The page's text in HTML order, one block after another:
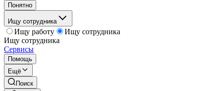
Понятно
Ищу сотрудника
Ищу работу
Ищу сотрудника
Ищу сотрудника
Сервисы
Помощь
Ещё
Поиск